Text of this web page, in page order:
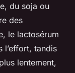
du soja ou
des
le lactosérum
l’effort, tandis
lentement,